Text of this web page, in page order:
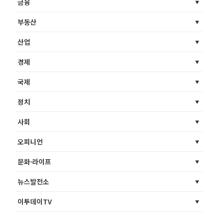
부동산
산업
경제
국제
정치
사회
오피니언
문화·라이프
뉴스발전소
이투데이TV